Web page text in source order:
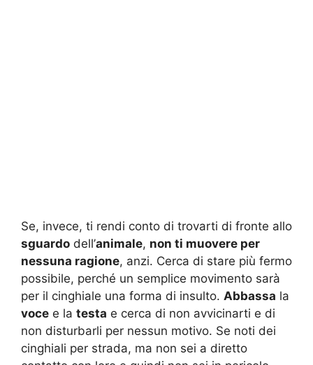
Se, invece, ti rendi conto di trovarti di fronte allo
sguardo dell’animale, non ti muovere per
nessuna ragione, anzi. Cerca di stare più fermo
possibile, perché un semplice movimento sarà
per il cinghiale una forma di insulto. Abbassa la
voce e la testa e cerca di non avvicinarti e di
non disturbarli per nessun motivo. Se noti dei
cinghiali per strada, ma non sei a diretto